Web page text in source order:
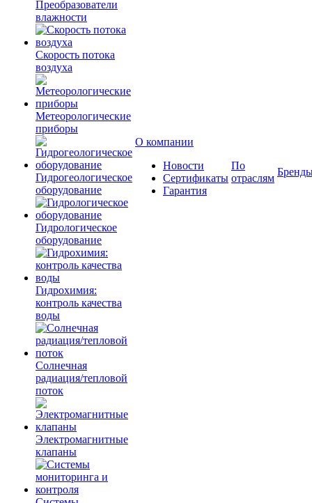
Преобразователи
влажности
Скорость потока
воздуха
Метеорологические
приборы
Гидрогеологическое
оборудование
Гидрологическое
оборудование
Гидрохимия:
контроль качества
воды
Солнечная
радиация/тепловой
поток
Электромагнитные
клапаны
О компании
Новости
Сертификаты
Гарантия
По
отраслям